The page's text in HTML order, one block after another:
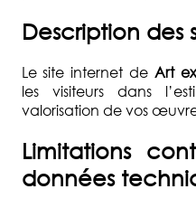
Description des
Le site internet de Art
les visiteurs dans
valorisation de vos
Limitations
données